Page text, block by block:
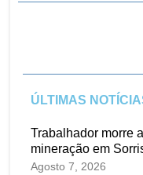
ÚLTIMAS
Trabalhador morre
mineração em
Agosto 7, 2026